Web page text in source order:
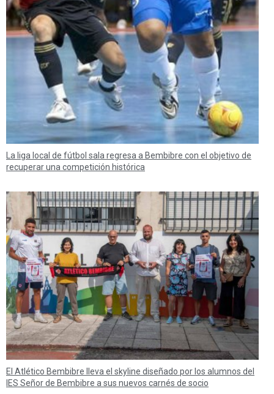
La liga local de fútbol sala regresa a Bembibre con el objetivo de
recuperar una competición histórica
El Atlético Bembibre lleva el skyline diseñado por los alumnos del
IES Señor de Bembibre a sus nuevos carnés de socio